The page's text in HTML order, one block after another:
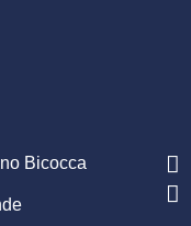
Bicocca